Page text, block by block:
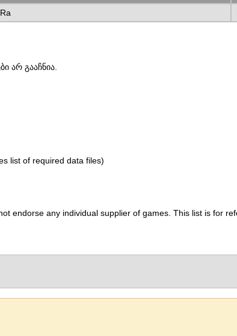
არ გააჩნია.
list of required data files)
endorse any individual supplier of games. This list is for